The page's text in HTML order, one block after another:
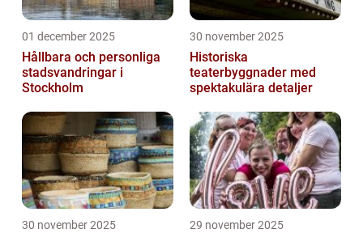
01 december 2025
Hållbara och personliga
stadsvandringar i
Stockholm
30 november 2025
Historiska
teaterbyggnader med
spektakulära detaljer
30 november 2025 29 november 2025